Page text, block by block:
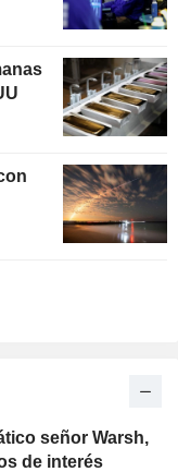
señor Warsh,
de interés